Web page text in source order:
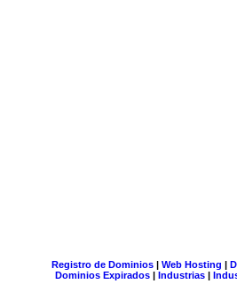
Registro de Dominios| Web Hosting |
Dominios Expirados | Industrias |